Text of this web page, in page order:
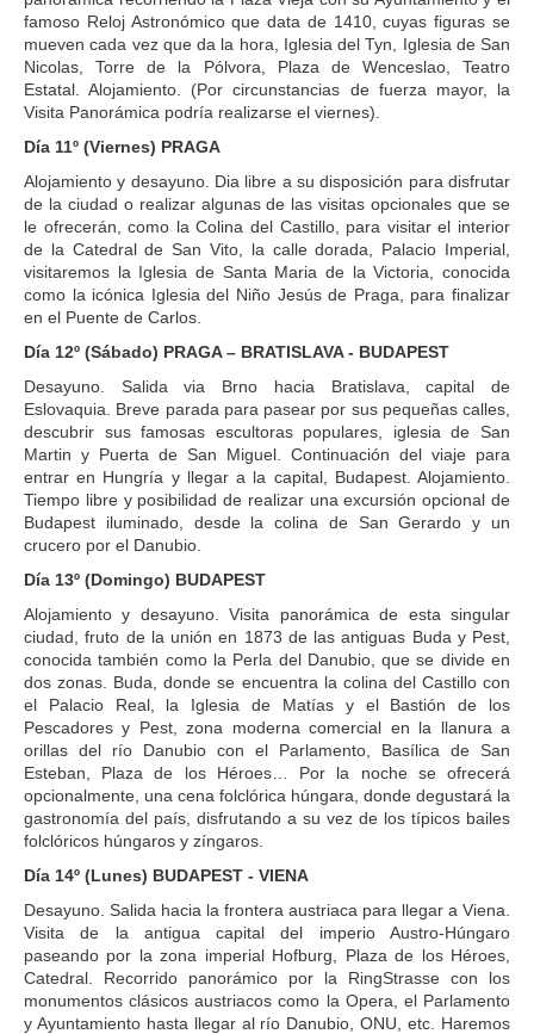
famoso Reloj Astronómico que data de 1410, cuyas figuras se
mueven cada vez que da la hora, Iglesia del Tyn, Iglesia de San
Nicolas, Torre de la Pólvora, Plaza de Wenceslao, Teatro
Estatal. Alojamiento. (Por circunstancias de fuerza mayor, la
Visita Panorámica podría realizarse el viernes).
Día 11º (Viernes) PRAGA
Alojamiento y desayuno. Dia libre a su disposición para disfrutar
de la ciudad o realizar algunas de las visitas opcionales que se
le ofrecerán, como la Colina del Castillo, para visitar el interior
de la Catedral de San Vito, la calle dorada, Palacio Imperial,
visitaremos la Iglesia de Santa Maria de la Victoria, conocida
como la icónica Iglesia del Niño Jesús de Praga, para finalizar
en el Puente de Carlos.
Día 12º (Sábado) PRAGA – BRATISLAVA - BUDAPEST
Desayuno. Salida via Brno hacia Bratislava, capital de
Eslovaquia. Breve parada para pasear por sus pequeñas calles,
descubrir sus famosas escultoras populares, iglesia de San
Martin y Puerta de San Miguel. Continuación del viaje para
entrar en Hungría y llegar a la capital, Budapest. Alojamiento.
Tiempo libre y posibilidad de realizar una excursión opcional de
Budapest iluminado, desde la colina de San Gerardo y un
crucero por el Danubio.
Día 13º (Domingo) BUDAPEST
Alojamiento y desayuno. Visita panorámica de esta singular
ciudad, fruto de la unión en 1873 de las antiguas Buda y Pest,
conocida también como la Perla del Danubio, que se divide en
dos zonas. Buda, donde se encuentra la colina del Castillo con
el Palacio Real, la Iglesia de Matías y el Bastión de los
Pescadores y Pest, zona moderna comercial en la llanura a
orillas del río Danubio con el Parlamento, Basílica de San
Esteban, Plaza de los Héroes… Por la noche se ofrecerá
opcionalmente, una cena folclórica húngara, donde degustará la
gastronomía del país, disfrutando a su vez de los típicos bailes
folclóricos húngaros y zíngaros.
Día 14º (Lunes) BUDAPEST - VIENA
Desayuno. Salida hacia la frontera austriaca para llegar a Viena.
Visita de la antigua capital del imperio Austro-Húngaro
paseando por la zona imperial Hofburg, Plaza de los Héroes,
Catedral. Recorrido panorámico por la RingStrasse con los
monumentos clásicos austriacos como la Opera, el Parlamento
y Ayuntamiento hasta llegar al río Danubio, ONU, etc. Haremos